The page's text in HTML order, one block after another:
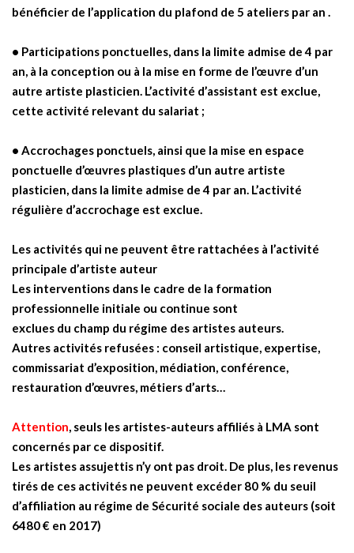
bénéficier de l’application du plafond de 5 ateliers par an .
• Participations ponctuelles, dans la limite admise de 4 par
an, à la conception ou à la mise en forme de l’œuvre d’un
autre artiste plasticien. L’activité d’assistant est exclue,
cette activité relevant du salariat ;
• Accrochages ponctuels, ainsi que la mise en espace
ponctuelle d’œuvres plastiques d’un autre artiste
plasticien, dans la limite admise de 4 par an. L’activité
régulière d’accrochage est exclue.
Les activités qui ne peuvent être rattachées à l’activité
principale d’artiste auteur
Les interventions dans le cadre de la formation
professionnelle initiale ou continue sont
exclues du champ du régime des artistes auteurs.
Autres activités refusées : conseil artistique, expertise,
commissariat d’exposition, médiation, conférence,
restauration d’œuvres, métiers d’arts…
Attention, seuls les artistes-auteurs affiliés à LMA sont
concernés par ce dispositif.
Les artistes assujettis n’y ont pas droit. De plus, les revenus
tirés de ces activités ne peuvent excéder 80 % du seuil
d’affiliation au régime de Sécurité sociale des auteurs (soit
6480 € en 2017)